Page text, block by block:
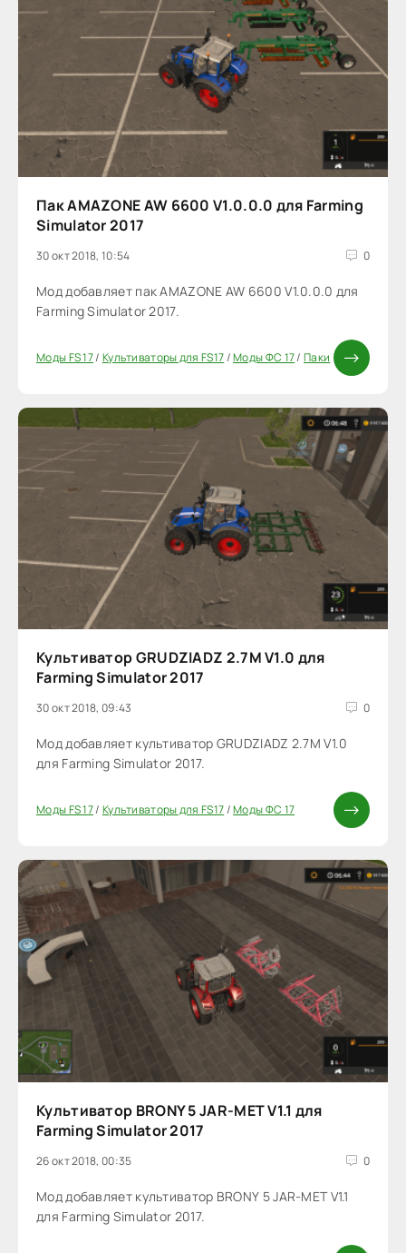
Пак AMAZONE AW 6600 V1.0.0.0 для Farming
Simulator 2017
30 окт 2018, 10:54 0
Мод добавляет пак AMAZONE AW 6600 V1.0.0.0 для
Farming Simulator 2017.
Моды FS 17/ Культиваторы для FS17/Моды ФС 17/Паки
Культиватор GRUDZIADZ 2.7M V1.0 для
Farming Simulator 2017
30 окт 2018, 09:43 0
Мод добавляет культиватор GRUDZIADZ 2.7M V1.0
для Farming Simulator 2017.
Моды FS 17/ Культиваторы для FS17/Моды ФС 17
Культиватор BRONY 5 JAR-MET V1.1 для
Farming Simulator 2017
26 окт 2018, 00:35 0
Мод добавляет культиватор BRONY 5 JAR-MET V1.1
для Farming Simulator 2017.